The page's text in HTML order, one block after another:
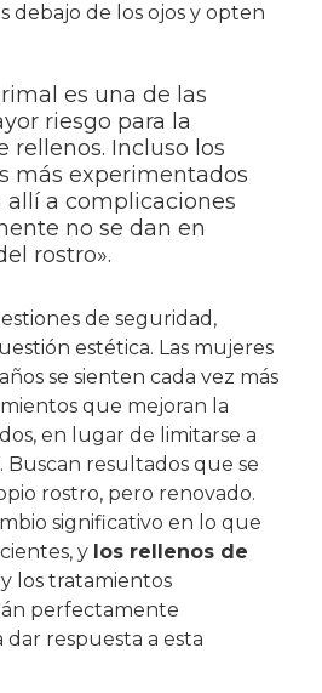
debajo de los ojos y opten
es una de las
riesgo para la
rellenos. Incluso los
más experimentados
allí a complicaciones
no se dan en
rostro».
de seguridad,
estética. Las mujeres
se sienten cada vez más
que mejoran la
en lugar de limitarse a
resultados que se
rostro, pero renovado.
significativo en lo que
y los rellenos de
y los tratamientos
perfectamente
dar respuesta a esta